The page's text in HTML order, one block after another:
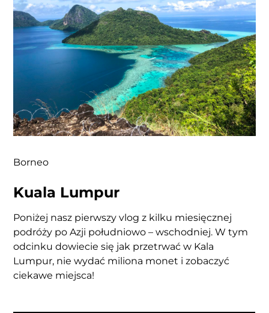
Borneo
Kuala Lumpur
Poniżej nasz pierwszy vlog z kilku miesięcznej
podróży po Azji południowo – wschodniej. W tym
odcinku dowiecie się jak przetrwać w Kala
Lumpur, nie wydać miliona monet i zobaczyć
ciekawe miejsca!